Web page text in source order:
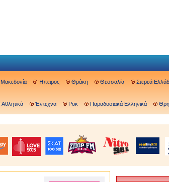
Μακεδονία Ήπειρος Θράκη Θεσσαλία Στερεά
Αθλητικά Έντεχνα Ροκ Παραδοσιακά Ελληνικά